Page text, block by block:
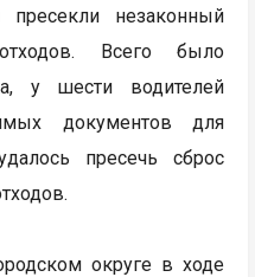
незаконный
Всего было
у шести водителей
документов для
пресечь сброс
округе в ходе